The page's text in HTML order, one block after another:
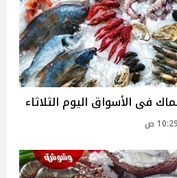
فى الأسواق اليوم الثلاثاء